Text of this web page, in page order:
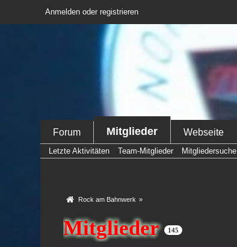
Anmelden oder registrieren
Forum Mitglieder Webseite
Letzte Aktivitäten Team-Mitglieder Mitgliedersuche
Rock am Bahnwerk »
Mitglieder 145